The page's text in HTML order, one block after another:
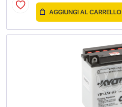
AGGIUNGI AL CARRELLO